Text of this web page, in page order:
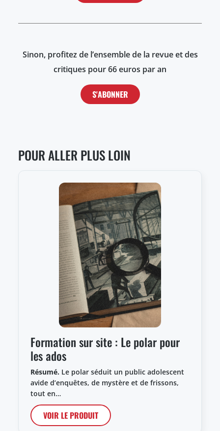
Sinon, profitez de l’ensemble de la revue et des
critiques pour 66 euros par an
S'ABONNER
POUR ALLER PLUS LOIN
Formation sur site : Le polar pour
les ados
Résumé. Le polar séduit un public adolescent
avide d’enquêtes, de mystère et de frissons,
tout en…
VOIR LE PRODUIT